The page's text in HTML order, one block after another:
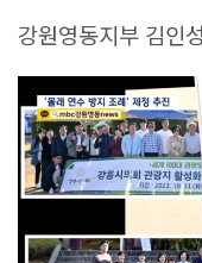
강원영동지부 김인